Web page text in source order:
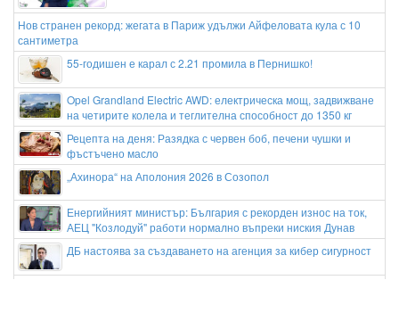
Нов странен рекорд: жегата в Париж удължи Айфеловата кула с 10
сантиметра
55-годишен е карал с 2.21 промила в Пернишко!
Opel Grandland Electric AWD: електрическа мощ, задвижване
на четирите колела и теглителна способност до 1350 кг
Рецепта на деня: Разядка с червен боб, печени чушки и
фъстъчено масло
„Ахинора“ на Аполония 2026 в Созопол
Енергийният министър: България с рекорден износ на ток,
АЕЦ "Козлодуй" работи нормално въпреки ниския Дунав
ДБ настоява за създаването на агенция за кибер сигурност